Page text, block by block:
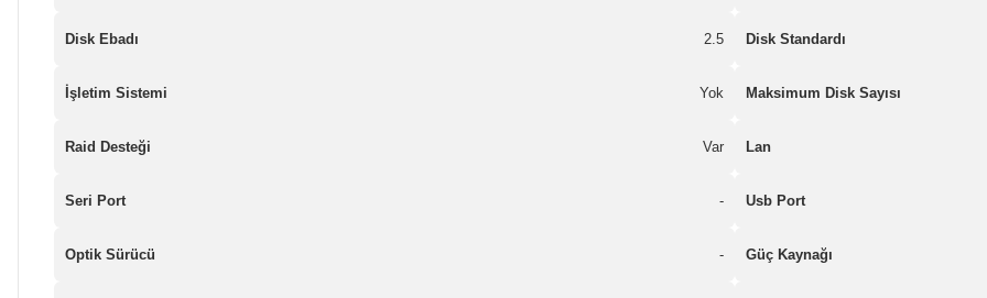
Disk Ebadı 2.5 Disk Standardı
İşletim Sistemi Yok Maksimum Disk Sayısı
Raid Desteği Var Lan
Seri Port - Usb Port
Optik Sürücü - Güç Kaynağı